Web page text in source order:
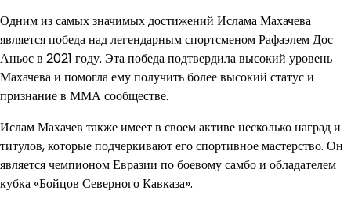
Одним из самых значимых достижений Ислама Махачева
является победа над легендарным спортсменом Рафаэлем Дос
Аньос в 2021 году. Эта победа подтвердила высокий уровень
Махачева и помогла ему получить более высокий статус и
признание в ММА сообществе.
Ислам Махачев также имеет в своем активе несколько наград и
титулов, которые подчеркивают его спортивное мастерство. Он
является чемпионом Евразии по боевому самбо и обладателем
кубка «Бойцов Северного Кавказа».